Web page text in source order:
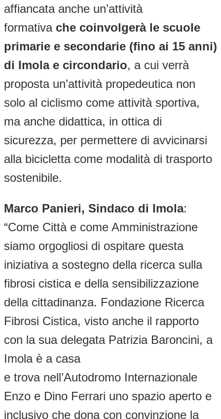
affiancata anche un’attività
formativa che coinvolgerà le scuole
primarie e secondarie (fino ai 15 anni)
di Imola e circondario, a cui verrà
proposta un’attività propedeutica non
solo al ciclismo come attività sportiva,
ma anche didattica, in ottica di
sicurezza, per permettere di avvicinarsi
alla bicicletta come modalità di trasporto
sostenibile.
Marco Panieri, Sindaco di Imola:
“Come Città e come Amministrazione
siamo orgogliosi di ospitare questa
iniziativa a sostegno della ricerca sulla
fibrosi cistica e della sensibilizzazione
della cittadinanza. Fondazione Ricerca
Fibrosi Cistica, visto anche il rapporto
con la sua delegata Patrizia Baroncini, a
Imola è a casa
e trova nell’Autodromo Internazionale
Enzo e Dino Ferrari uno spazio aperto e
inclusivo che dona con convinzione la